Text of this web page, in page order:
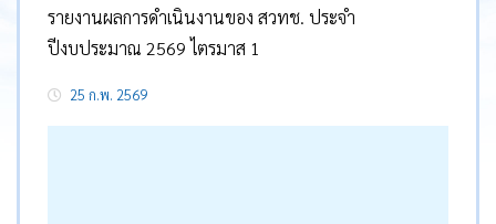
รายงานผลการดำเนินงานของ สวทช. ประจำ
ปีงบประมาณ 2569 ไตรมาส 1
25 ก.พ. 2569